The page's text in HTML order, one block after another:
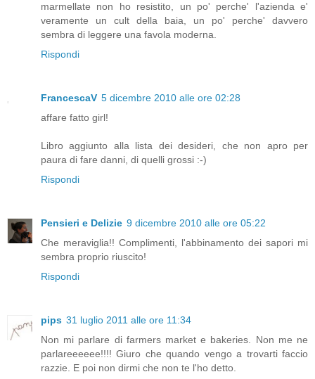
marmellate non ho resistito, un po' perche' l'azienda e'
veramente un cult della baia, un po' perche' davvero
sembra di leggere una favola moderna.
Rispondi
FrancescaV 5 dicembre 2010 alle ore 02:28
affare fatto girl!
Libro aggiunto alla lista dei desideri, che non apro per
paura di fare danni, di quelli grossi :-)
Rispondi
Pensieri e Delizie 9 dicembre 2010 alle ore 05:22
Che meraviglia!! Complimenti, l'abbinamento dei sapori mi
sembra proprio riuscito!
Rispondi
pips 31 luglio 2011 alle ore 11:34
Non mi parlare di farmers market e bakeries. Non me ne
parlareeeeee!!!! Giuro che quando vengo a trovarti faccio
razzie. E poi non dirmi che non te l'ho detto.